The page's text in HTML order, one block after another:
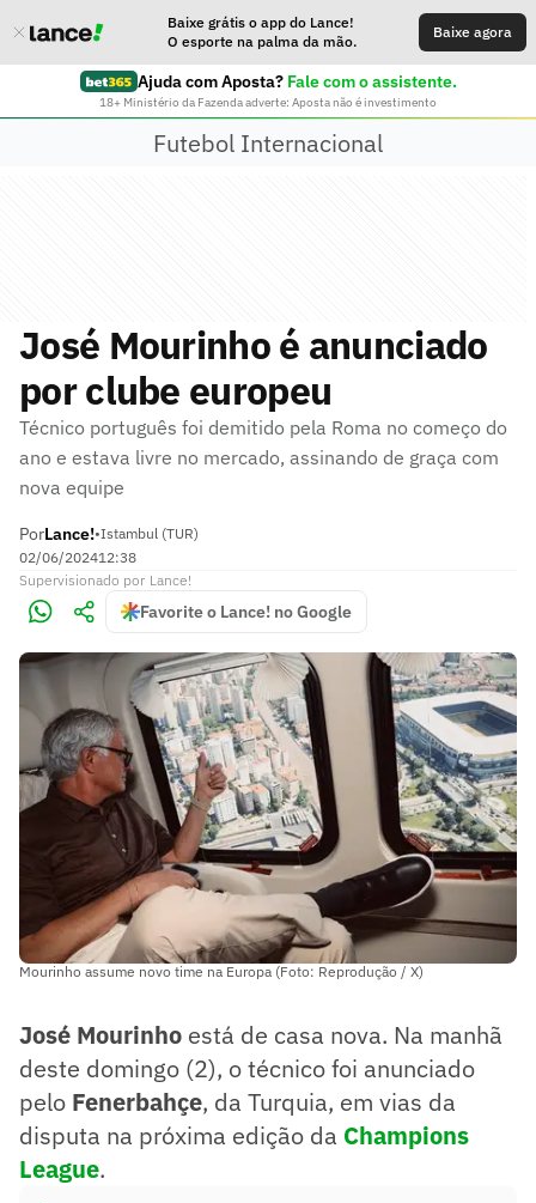
Baixe grátis o app do Lance!
O esporte na palma da mão.
Baixe agora
Ajuda com Aposta? Fale com o assistente.
18+ Ministério da Fazenda adverte: Aposta não é investimento
Futebol Internacional
José Mourinho é anunciado
por clube europeu
Técnico português foi demitido pela Roma no começo do
ano e estava livre no mercado, assinando de graça com
nova equipe
PorLance!•Istambul (TUR)
02/06/202412:38
Supervisionado por Lance!
Favorite o Lance! no Google
Mourinho assume novo time na Europa (Foto: Reprodução / X)
José Mourinho está de casa nova. Na manhã
deste domingo (2), o técnico foi anunciado
pelo Fenerbahçe, da Turquia, em vias da
disputa na próxima edição da Champions
League.